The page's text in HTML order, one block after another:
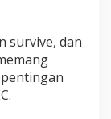
survive, dan